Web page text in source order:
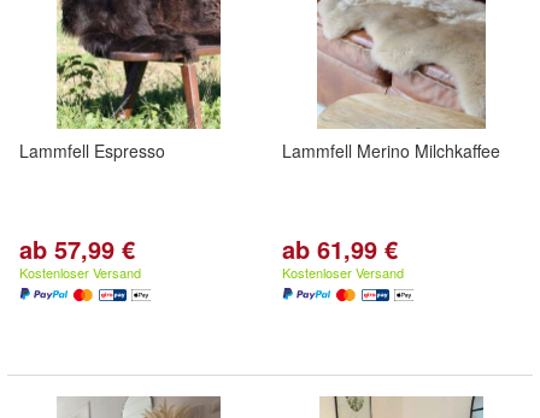
Lammfell Espresso
ab 57,99 €
Kostenloser Versand
Lammfell Merino Milchkaffee
ab 61,99 €
Kostenloser Versand